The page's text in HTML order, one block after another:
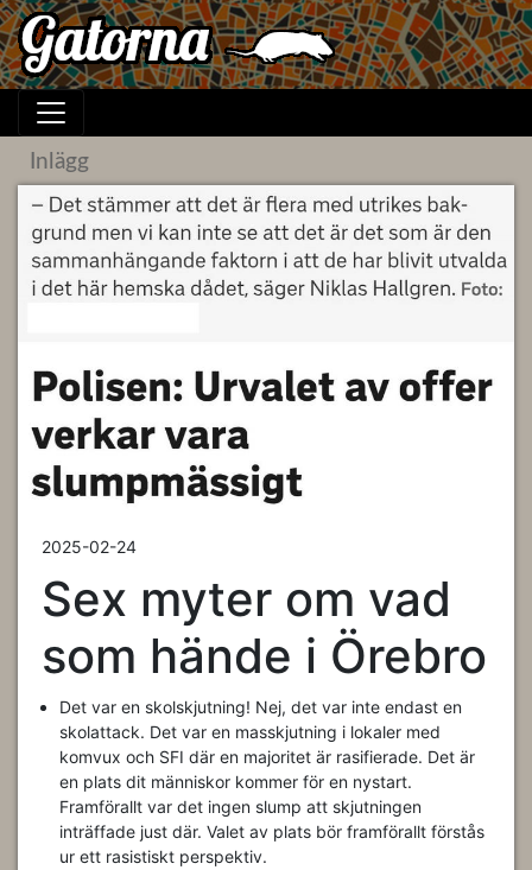
Inlägg
2025-02-24
Sex myter om vad
som hände i Örebro
Det var en skolskjutning! Nej, det var inte endast en
skolattack. Det var en masskjutning i lokaler med
komvux och SFI där en majoritet är rasifierade. Det är
en plats dit människor kommer för en nystart.
Framförallt var det ingen slump att skjutningen
inträffade just där. Valet av plats bör framförallt förstås
ur ett rasistiskt perspektiv.